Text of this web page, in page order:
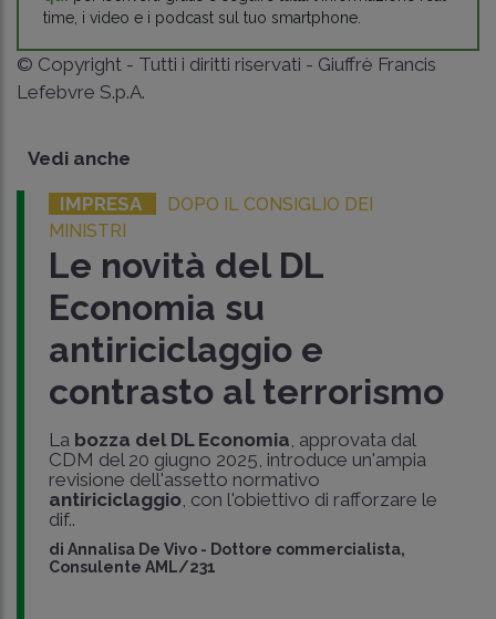
time, i video e i podcast sul tuo smartphone.
© Copyright - Tutti i diritti riservati - Giuffrè Francis
Lefebvre S.p.A.
Vedi anche
IMPRESA
DOPO IL CONSIGLIO DEI
MINISTRI
Le novità del DL
Economia su
antiriciclaggio e
contrasto al terrorismo
La bozza del DL Economia, approvata dal
CDM del 20 giugno 2025, introduce un'ampia
revisione dell'assetto normativo
antiriciclaggio, con l'obiettivo di rafforzare le
dif..
di Annalisa De Vivo - Dottore commercialista,
Consulente AML/231